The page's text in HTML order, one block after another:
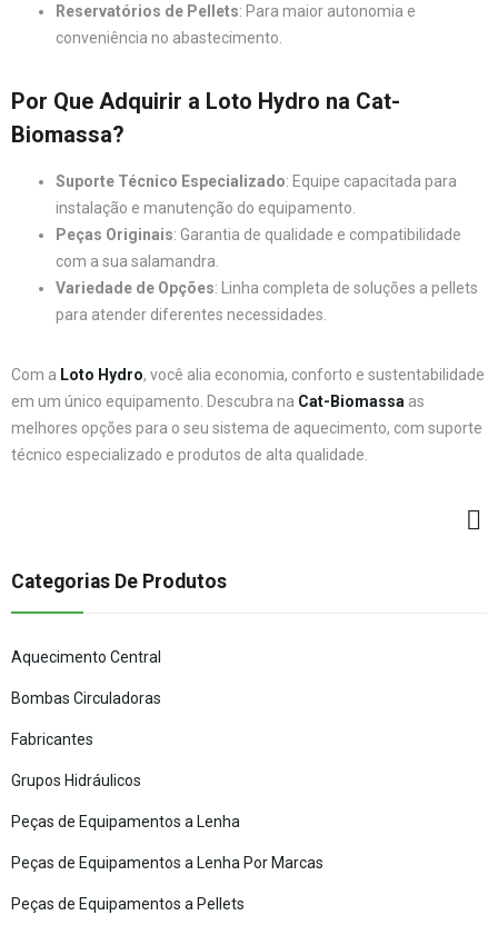
Reservatórios de Pellets: Para maior autonomia e
conveniência no abastecimento.
Por Que Adquirir a Loto Hydro na Cat-
Biomassa?
Suporte Técnico Especializado: Equipe capacitada para
instalação e manutenção do equipamento.
Peças Originais: Garantia de qualidade e compatibilidade
com a sua salamandra.
Variedade de Opções: Linha completa de soluções a pellets
para atender diferentes necessidades.
Com a Loto Hydro, você alia economia, conforto e sustentabilidade
em um único equipamento. Descubra na Cat-Biomassa as
melhores opções para o seu sistema de aquecimento, com suporte
técnico especializado e produtos de alta qualidade.
Categorias De Produtos
Aquecimento Central
Bombas Circuladoras
Fabricantes
Grupos Hidráulicos
Peças de Equipamentos a Lenha
Peças de Equipamentos a Lenha Por Marcas
Peças de Equipamentos a Pellets